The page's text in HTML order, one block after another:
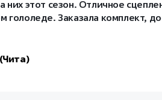
них этот сезон. Отличное
гололеде. Заказала комплект,